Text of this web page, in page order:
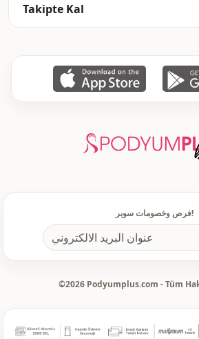
Takipte Kal
فرص وخصومات سوبر!
©2026 Podyumplus.com - Tüm